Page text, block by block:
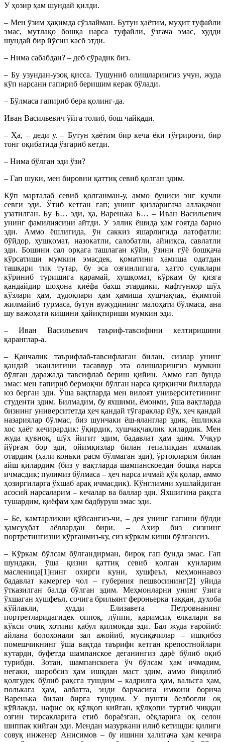
У ҳозир ҳам шундай қилди.
– Мен ўзим ҳақимда сўзлайман. Бутун ҳаётим, муҳит туфайли
эмас, мутлақо бошқа нарса туфайли, ўзгача эмас, худди
шундай бир йўсин касб этди.
– Нима сабабдан? – деб сўрадик биз.
– Бу узундан-узоқ қисса. Тушуниб олишларингиз учун, жуда
кўп нарсани гапириб беришим керак бўлади.
– Бўлмаса гапириб бера қолинг-да.
Иван Васильевич ўйга толиб, бош чайқади.
– Ҳа, – деди у. – Бутун ҳаётим бир кеча ёки тўғрироғи, бир
тонг оқибатида ўзгариб кетди.
– Нима бўлган эди ўзи?
– Гап шуки, мен бировни қаттиқ севиб қолган эдим.
Кўп марталаб севиб қолганман-у, аммо буниси энг кучли
севги эди. Ўтиб кетган гaп; унинг қизларигача аллақачон
узатилган. Бу Б… эди, ҳа, Варенька Б… – Иван Васильевич
унинг фамилиясини айтди. У эллик ёшида ҳам ғоятда барно
эди. Аммо ёшлигида, ўн саккиз яшарлигида латофатли:
бўйдор, хушқомат, назокатли, салобатли, айниқса, савлатли
эди. Бошини сал орқага ташлаган кўйи, ўзини гўё бошқача
кўрсатиши мумкин эмасдек, қоматини ҳамиша одатдан
ташқари тик тутар, бу эса озғинлигига, ҳатто суяклари
кўриниб туришига қарамай, хушқомат, кўркам бу қизга
қандайдир шоҳона қиёфа бахш этардики, мафтункор шўх
кўзлари ҳам, дудоқлари ҳам ҳамиша хушчақчақ, ёқимтой
жилмайиб турмаса, бутун вужудининг малоҳати бўлмаса, ана
шу важоҳати кишини ҳайиқтириши мумкин эди.
– Иван Васильевич таъриф-тавсифини келтиришини
қаранглар-а.
– Қанчалик таърифлаб-тавсифлаган билан, сизлар унинг
қандай эканлигини тасаввур эта олишларингиз мумкин
бўлган даражада тавсифлаб бериш қийин. Aммо гaп бунда
эмас: мен гапириб бермоқчи бўлган нарса қирқинчи йилларда
юз берган эди. Ўша вақтларда мен вилоят университетининг
студенти эдим. Билмадим, бу яхшими, ёмонми, ўша вақтларда
бизнинг университетда ҳеч қандай тўгараклар йўқ, ҳеч қандай
назариялар бўлмас, биз шунчаки ёш-яланглар эдик, ёшликка
хос ҳаёт кечирардик: ўқирдик, хушчақчақлик қилардик. Мен
жуда қувноқ, шўх йигит эдим, бадавлат ҳам эдим. Учқур
йўрғам бор эди, ойимқизлар билан тепаликдан яхмалак
отардим (ҳали коньки расм бўлмаган эди), ўртоқларим билан
айш қилардим (биз у вақтларда шампанскоедан бошқа нарса
ичмасдик; пулимиз бўлмаса – ҳеч нарса ичмай қўя қолар, аммо
ҳозиргиларга ўхшаб арақ ичмасдик). Кўнглимни хушлайдиган
асосий нарсаларим – кечалар ва баллар эди. Яхшигина рақсга
тушардим, қиёфам ҳам бадбуруш эмас эди.
– Бе, камтарликни қўйсангиз-чи, – дея унинг гапини бўлди
ҳамсуҳбат аёллардан бири. – Ахир биз сизнинг
портретингизни кўрганмиз-ку, сиз кўркам киши бўлгансиз.
– Кўркам бўлсам бўлгандирман, бироқ гaп бунда эмас. Гап
шундаки, ўша қизни қаттиқ севиб қолган кунларим
масленица[1]нинг охирги куни, хушфеъл, меҳмоннавоз
бадавлат камергер чол – губерния пешвосининг[2] уйида
ўтказилган балда бўлган эдим. Меҳмонларни унинг ўзига
ўхшаган хушфеъл, сочига брильянт фероньерка таққан, духоба
кўйлакли, худди Елизавета Пет­ровнанинг
портретларидагидек оппоқ, лўппи, қаримсиқ елкалари ва
кўкси очиқ хотини қабул қилмоқда эди. Бал жуда ғаройиб:
айлана болохонали зал ажойиб, мусиқачилар – ишқибоз
помешчикнинг ўша вақтда таърифи кетган крепостнойлари
кутарди, буфетда шампанское деганингиз дарё бўлиб оқиб
турибди. Зотан, шампанскоега ўч бўлсам ҳам ичмадим,
негаки, шаробсиз ҳам ишқдан маст эдим, аммо йиқилиб
қолгудек бўлиб рақсга тушдим – кадрилга ҳам, вальсга ҳам,
полькага ҳам, албатта, энди барчасига имкони борича
Варенька билан бирга тушдим. У пушти белбоғли оқ
кўйлакда, нафис оқ қўлқоп кийган, қўлқопи туртиб чиққан
озғин тирсакларига етиб бораёзган, оёқларига оқ селон
шиппак кийган эди. Мендан мазуркани илиб кетишди: қилиғи
совуқ инженер Анисимов – бу ишини ҳалигача ҳам кечира